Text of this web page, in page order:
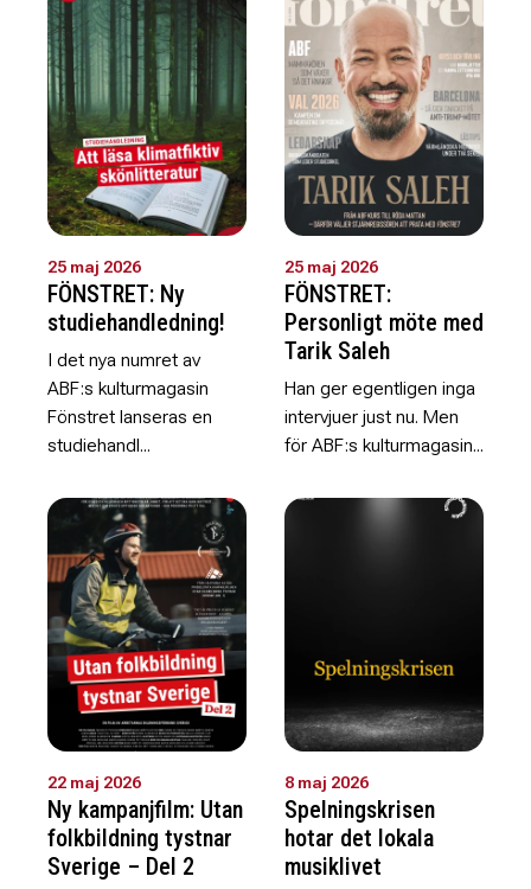
25 maj 2026
FÖNSTRET: Ny
studiehandledning!
I det nya numret av
ABF:s kulturmagasin
Fönstret lanseras en
studiehandl...
25 maj 2026
FÖNSTRET:
Personligt möte med
Tarik Saleh
Han ger egentligen inga
intervjuer just nu. Men
för ABF:s kulturmagasin...
22 maj 2026
Ny kampanjfilm: Utan
folkbildning tystnar
Sverige – Del 2
8 maj 2026
Spelningskrisen
hotar det lokala
musiklivet